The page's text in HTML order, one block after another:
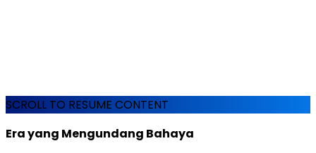
SCROLL TO RESUME CONTENT
Era yang Mengundang Bahaya